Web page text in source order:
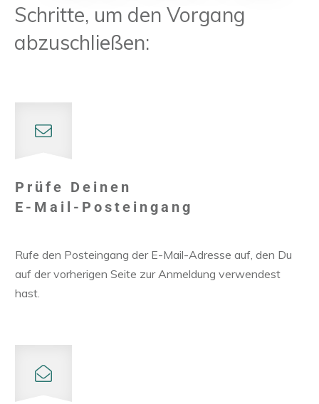
Schritte, um den Vorgang
abzuschließen:
Prüfe Deinen
E-Mail-Posteingang
Rufe den Posteingang der E-Mail-Adresse auf, den Du
auf der vorherigen Seite zur Anmeldung verwendest
hast.